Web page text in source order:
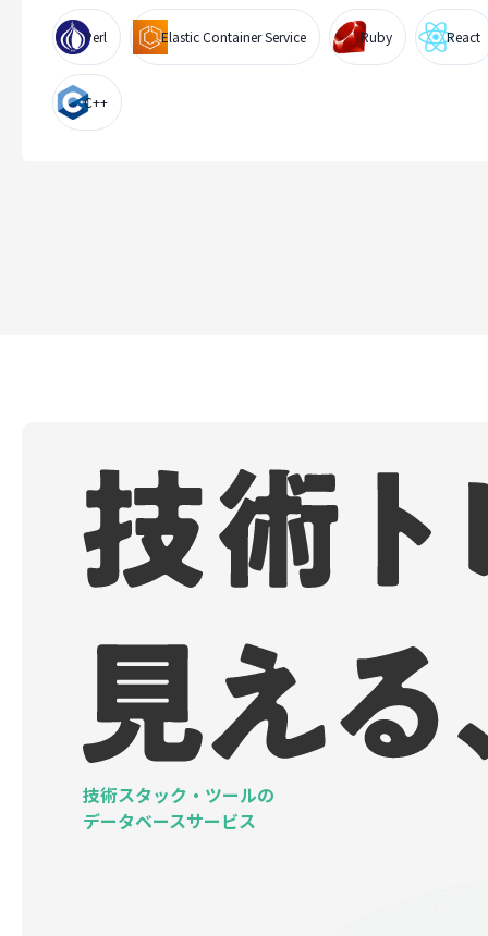
Perl Elastic Container Service Ruby React
C++
技術スタック・ツールの
データベースサービス